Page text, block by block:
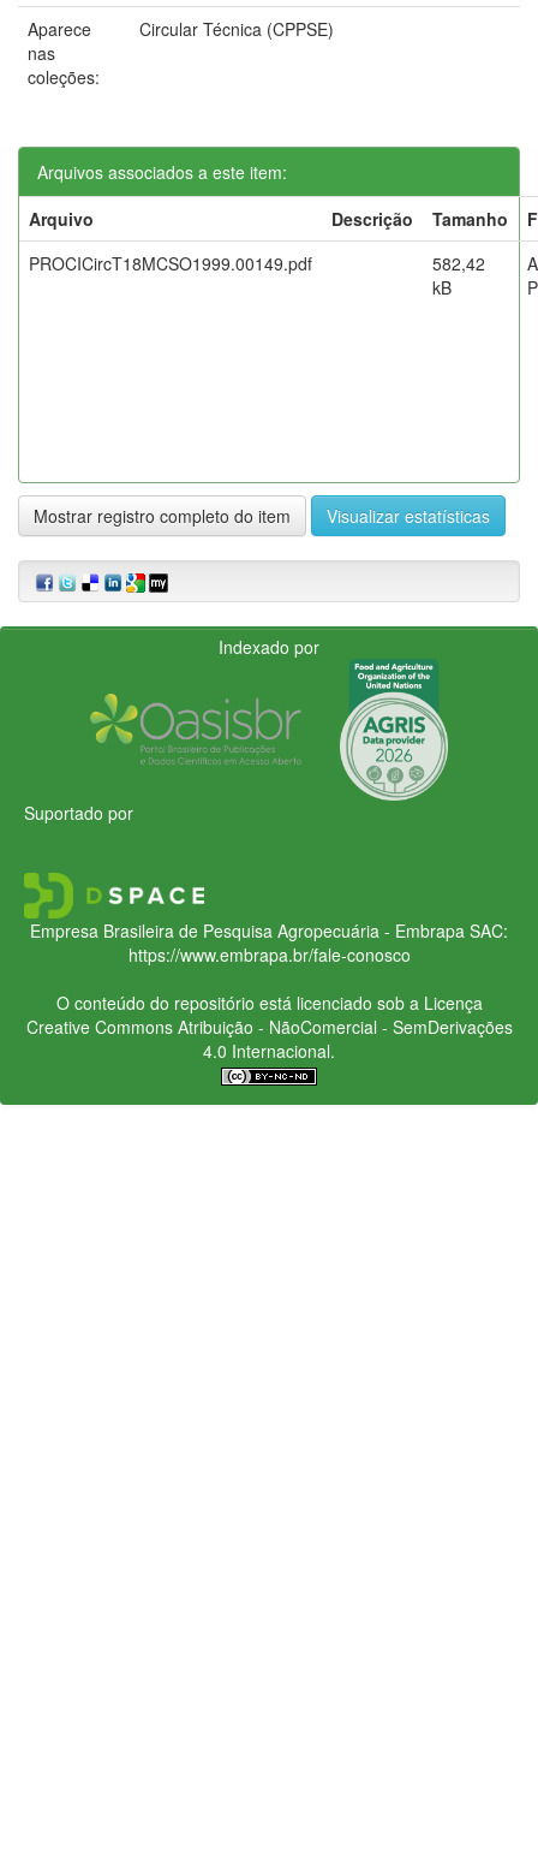
Aparece
nas
coleções:
Circular Técnica (CPPSE)
Arquivos associados a este item:
Arquivo
Descrição Tamanho
PROCICircT18MCSO1999.00149.pdf
582,42
kB
Mostrar registro completo do item Visualizar estatísticas
Indexado por
Suportado por
Empresa Brasileira de Pesquisa Agropecuária - Embrapa SAC:
https://www.embrapa.br/fale-conosco
O conteúdo do repositório está licenciado sob a Licença
Creative CommonsAtribuição - NãoComercial - SemDerivações
4.0 Internacional.